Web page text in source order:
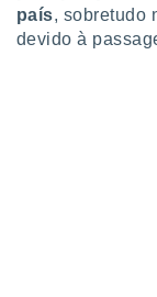
cookies
parte
país, sobretudo
devido à